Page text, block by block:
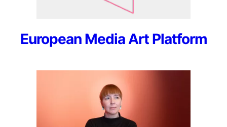
European Media Art Platform